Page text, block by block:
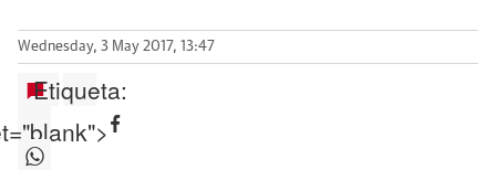
Wednesday, 3 May 2017, 13:47
Etiqueta: